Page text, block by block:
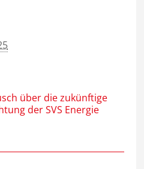
über die zukünftige
der SVS Energie